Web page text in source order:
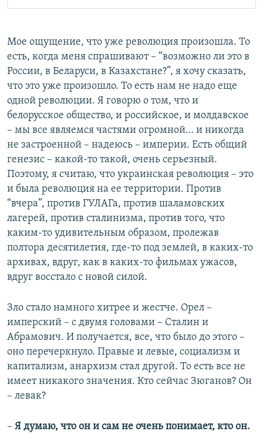
Мое ощущение, что уже революция произошла. То
есть, когда меня спрашивают – “возможно ли это в
России, в Беларуси, в Казахстане?”, я хочу сказать,
что это уже произошло. То есть нам не надо еще
одной революции. Я говорю о том, что и
белорусское общество, и российское, и молдавское
– мы все являемся частями огромной… и никогда
не застроенной – надеюсь – империи. Есть общий
генезис – какой-то такой, очень серьезный.
Поэтому, я считаю, что украинская революция – это
и была революция на ее территории. Против
“вчера”, против ГУЛАГа, против шаламовских
лагерей, против сталинизма, против того, что
каким-то удивительным образом, пролежав
полтора десятилетия, где-то под землей, в каких-то
архивах, вдруг, как в каких-то фильмах ужасов,
вдруг восстало с новой силой.
Зло стало намного хитрее и жестче. Орел –
имперский – с двумя головами – Сталин и
Абрамович. И получается, все, что было до этого –
оно перечеркнуло. Правые и левые, социализм и
капитализм, анархизм стал другой. То есть все не
имеет никакого значения. Кто сейчас Зюганов? Он
– левак?
– Я думаю, что он и сам не очень понимает, кто он.